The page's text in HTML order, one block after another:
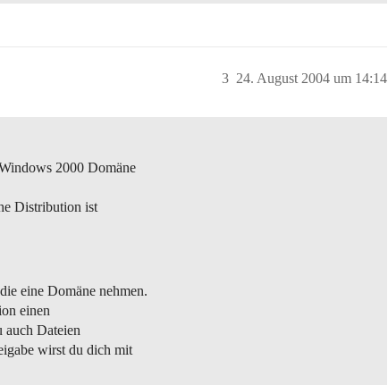
24. August 2004 um 14:14
3
2000 Domäne
Distribution ist
eine Domäne nehmen.
einen
auch Dateien
wirst du dich mit